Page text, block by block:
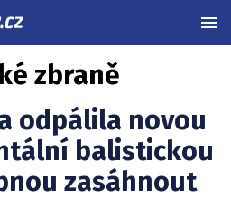
zbraně
odpálila novou
balistickou
zasáhnout